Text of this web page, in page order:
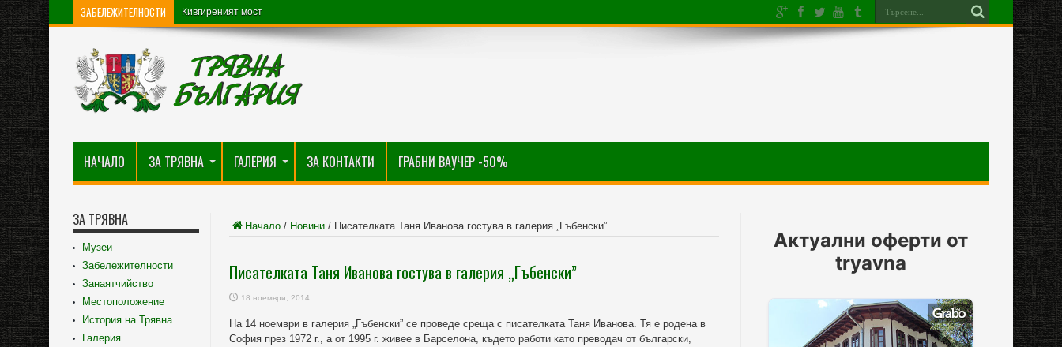
ЗАБЕЛЕЖИТЕЛНОСТИ Кивгиреният мост
Църква „Св. Архангел Михаил“
НАЧАЛО ЗА ТРЯВНА ГАЛЕРИЯ ЗА КОНТАКТИ ГРАБНИ ВАУЧЕР -50%
Начало / Новини / Писателката Таня Иванова гостува в галерия „Гъбенски”
Писателката Таня Иванова гостува в галерия „Гъбенски”
18 ноември, 2014
На 14 ноември в галерия „Гъбенски” се проведе среща с писателката Таня Иванова. Тя е родена в
София през 1972 г., а от 1995 г. живее в Барселона, където работи като преводач от български,
ЗА ТРЯВНА
Музеи
Забележителности
Занаятчийство
Местоположение
История на Трявна
Галерия
Актуални оферти от
tryavna